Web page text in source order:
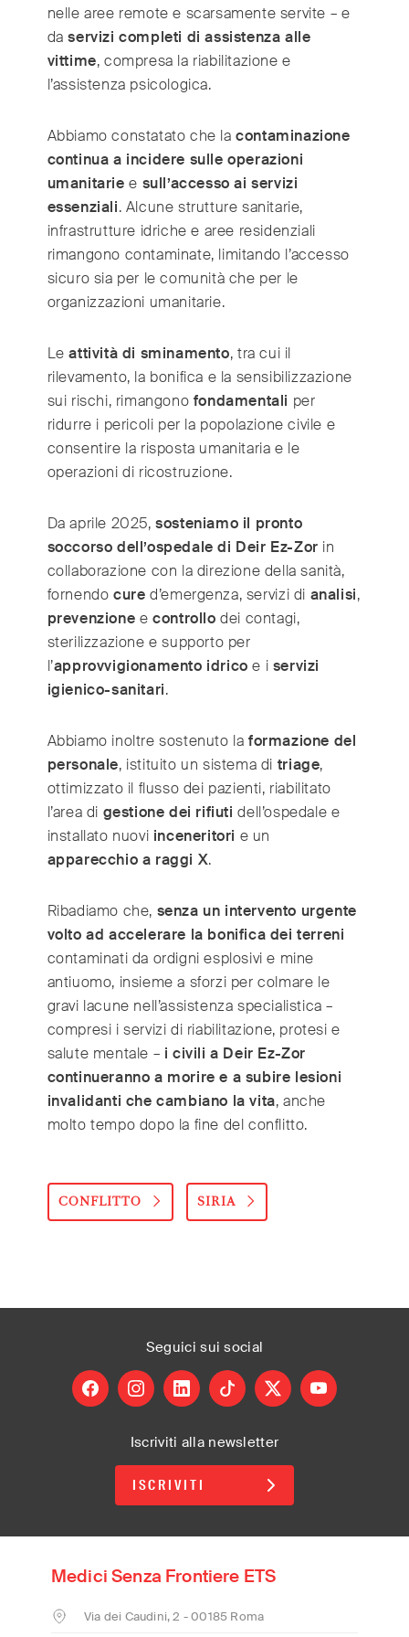
nelle aree remote e scarsamente servite – e
da servizi completi di assistenza alle
vittime, compresa la riabilitazione e
l’assistenza psicologica.
Abbiamo constatato che la contaminazione
continua a incidere sulle operazioni
umanitarie e sull’accesso ai servizi
essenziali. Alcune strutture sanitarie,
infrastrutture idriche e aree residenziali
rimangono contaminate, limitando l’accesso
sicuro sia per le comunità che per le
organizzazioni umanitarie.
Le attività di sminamento, tra cui il
rilevamento, la bonifica e la sensibilizzazione
sui rischi, rimangono fondamentali per
ridurre i pericoli per la popolazione civile e
consentire la risposta umanitaria e le
operazioni di ricostruzione.
Da aprile 2025, sosteniamo il pronto
soccorso dell’ospedale di Deir Ez-Zor in
collaborazione con la direzione della sanità,
fornendocure d’emergenza, servizi di analisi,
prevenzione econtrollo dei contagi,
sterilizzazione e supporto per
l’approvvigionamento idrico e i servizi
igienico-sanitari.
Abbiamo inoltre sostenuto laformazione del
personale, istituito un sistema di triage,
ottimizzato il flusso dei pazienti, riabilitato
l’area di gestione dei rifiuti dell’ospedale e
installato nuovi inceneritori e un
apparecchio a raggi X.
Ribadiamo che, senza un intervento urgente
volto ad accelerare la bonifica dei terreni
contaminati da ordigni esplosivi e mine
antiuomo, insieme a sforzi per colmare le
gravi lacune nell’assistenza specialistica –
compresi i servizi di riabilitazione, protesi e
salute mentale – i civili a Deir Ez-Zor
continueranno a morire e a subire lesioni
invalidanti che cambiano la vita, anche
molto tempo dopo la fine del conflitto.
CONFLITTO SIRIA
Seguici sui social
facebookinstagramlinkedintiktok X youtube
Iscriviti alla newsletter
ISCRIVITI
Medici Senza Frontiere ETS
Via dei Caudini, 2 - 00185 Roma